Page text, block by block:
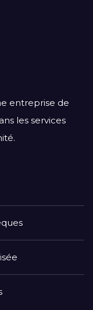
entreprise de
les services